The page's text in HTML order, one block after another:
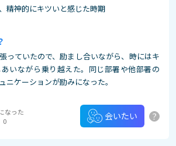
精神的にキツいと感じた時期
っていたので、励まし合いながら、時にはキ
いながら乗り越えた。同じ部署や他部署の
ニケーションが励みになった。
なった
0
会いたい ?